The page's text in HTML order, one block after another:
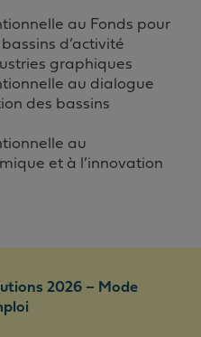
au Fonds pour
d’activité
graphiques
au dialogue
des bassins
au
et à l’innovation
2026 – Mode